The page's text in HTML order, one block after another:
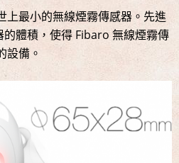
上最小的無線煙霧傳感器。先進
體積，使得 Fibaro 無線煙霧傳
設備。